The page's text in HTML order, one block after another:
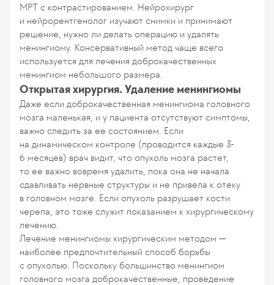
МРТ с контрастированием. Нейрохирург
и нейрорентгенолог изучают снимки и принимают
решение, нужно ли делать операцию и удалять
менингиому. Консервативный метод чаще всего
используется для лечения доброкачественных
менингиом небольшого размера.
Открытая хирургия. Удаление менингиомы
Даже если доброкачественная менингиома головного
мозга маленькая, и у пациента отсутствуют симптомы,
важно следить за ее состоянием. Если
на динамическом контроле (проводится каждые 3-
6 месяцев) врач видит, что опухоль мозга растет,
то ее важно вовремя удалить, пока она не начала
сдавливать нервные структуры и не привела к отеку
в головном мозге. Если опухоль разрушает кости
черепа, это тоже служит показанием к хирургическому
лечению.
Лечение менингиомы хирургическим методом —
наиболее предпочтительный способ борьбы
с опухолью. Поскольку большинство менингиом
головного мозга доброкачественные, проведение